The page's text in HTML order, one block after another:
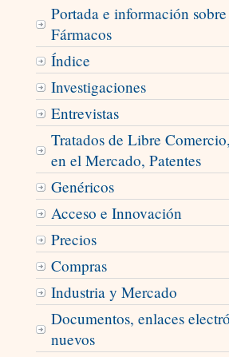
Portada e información
Fármacos
Índice
Investigaciones
Entrevistas
Tratados de Libre
en el Mercado, Patentes
Genéricos
Acceso e Innovación
Precios
Compras
Industria y Mercado
Documentos, enlaces
nuevos